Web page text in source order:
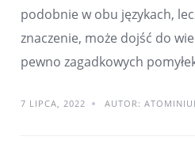
podobnie w obu językach,
znaczenie, może dojść do
pewno zagadkowych
7 LIPCA, 2022 AUTOR: